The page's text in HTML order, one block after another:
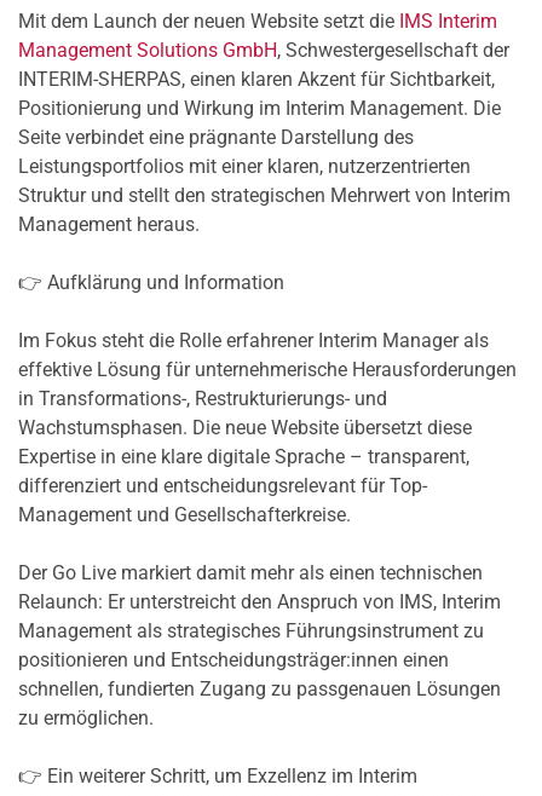
Mit dem Launch der neuen Website setzt die IMS Interim
Management Solutions GmbH, Schwestergesellschaft der
INTERIM-SHERPAS, einen klaren Akzent für Sichtbarkeit,
Positionierung und Wirkung im Interim Management. Die
Seite verbindet eine prägnante Darstellung des
Leistungsportfolios mit einer klaren, nutzerzentrierten
Struktur und stellt den strategischen Mehrwert von Interim
Management heraus.
👉 Aufklärung und Information
Im Fokus steht die Rolle erfahrener Interim Manager als
effektive Lösung für unternehmerische Herausforderungen
in Transformations-, Restrukturierungs- und
Wachstumsphasen. Die neue Website übersetzt diese
Expertise in eine klare digitale Sprache – transparent,
differenziert und entscheidungsrelevant für Top-
Management und Gesellschafterkreise.
Der Go Live markiert damit mehr als einen technischen
Relaunch: Er unterstreicht den Anspruch von IMS, Interim
Management als strategisches Führungsinstrument zu
positionieren und Entscheidungsträger:innen einen
schnellen, fundierten Zugang zu passgenauen Lösungen
zu ermöglichen.
👉 Ein weiterer Schritt, um Exzellenz im Interim